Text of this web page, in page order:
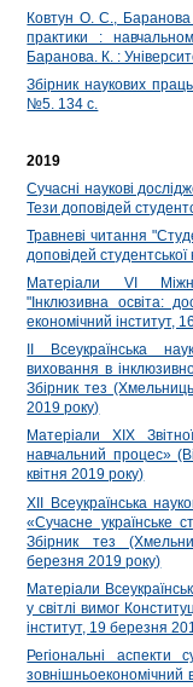
Ковтун О. С., Баранова
практики :
Баранова. К. :
Збірник наукових
№5. 134 с.
2019
Сучасні наукові
Тези доповідей
Травневі читання
доповідей
Матеріали VІ
"Інклюзивна освіта:
економічний інститут,
ІІ Всеукраїнська
виховання в
Збірник тез
2019 року)
Матеріали ХІХ
навчальний процес»
квітня 2019 року)
ХІІ Всеукраїнська
«Сучасне українське
Збірник тез
березня 2019 року)
Матеріали
у світлі вимог
інститут, 19 березня
Регіональні аспекти